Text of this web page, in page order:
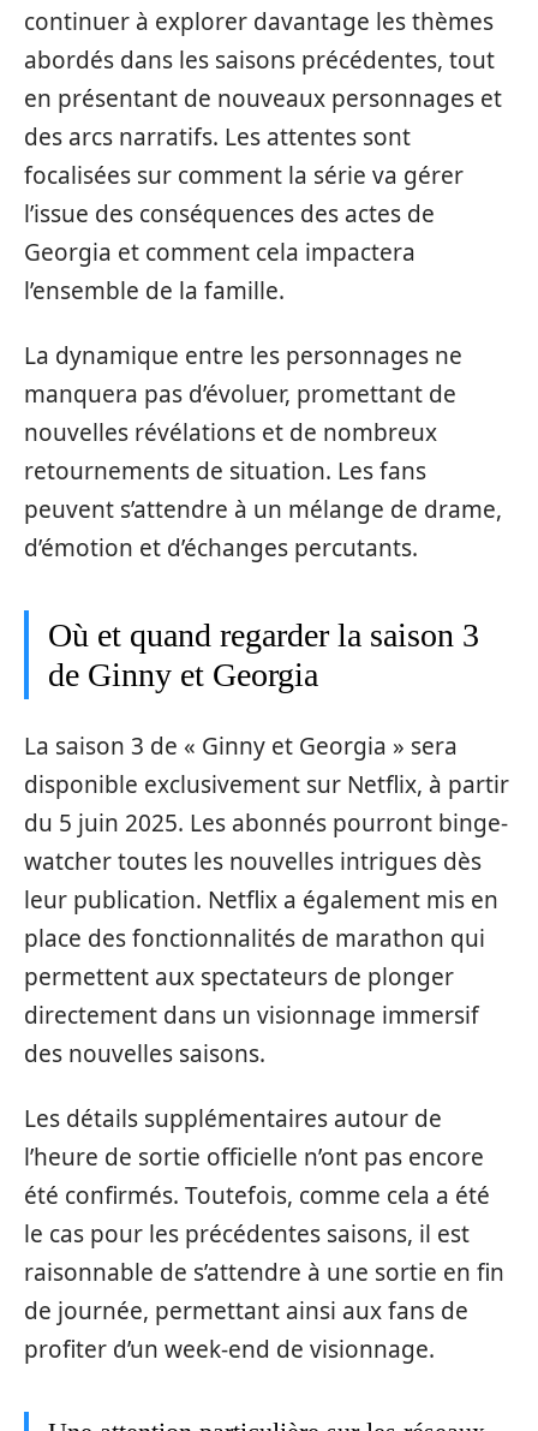
continuer à explorer davantage les thèmes
abordés dans les saisons précédentes, tout
en présentant de nouveaux personnages et
des arcs narratifs. Les attentes sont
focalisées sur comment la série va gérer
l’issue des conséquences des actes de
Georgia et comment cela impactera
l’ensemble de la famille.
La dynamique entre les personnages ne
manquera pas d’évoluer, promettant de
nouvelles révélations et de nombreux
retournements de situation. Les fans
peuvent s’attendre à un mélange de drame,
d’émotion et d’échanges percutants.
Où et quand regarder la saison 3
de Ginny et Georgia
La saison 3 de « Ginny et Georgia » sera
disponible exclusivement sur Netflix, à partir
du 5 juin 2025. Les abonnés pourront binge-
watcher toutes les nouvelles intrigues dès
leur publication. Netflix a également mis en
place des fonctionnalités de marathon qui
permettent aux spectateurs de plonger
directement dans un visionnage immersif
des nouvelles saisons.
Les détails supplémentaires autour de
l’heure de sortie officielle n’ont pas encore
été confirmés. Toutefois, comme cela a été
le cas pour les précédentes saisons, il est
raisonnable de s’attendre à une sortie en fin
de journée, permettant ainsi aux fans de
profiter d’un week-end de visionnage.